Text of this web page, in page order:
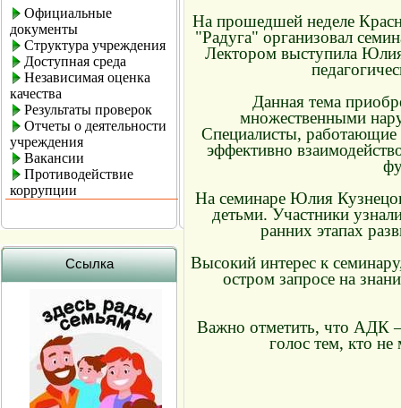
Официальные
документы
Структура учреждения
Доступная среда
Независимая оценка
качества
Результаты проверок
Отчеты о деятельности
учреждения
Вакансии
Противодействие
коррупции
Ссылка
На прошедшей неделе
"Радуга" организовал
Лектором выступила
Данная тема
множественными
Специалисты, работающие
эффективно
На семинаре Юлия
детьми. Участники
ранних этапах
Высокий интерес к
остром запросе на
Важно отметить, что АДК –
голос тем, кто